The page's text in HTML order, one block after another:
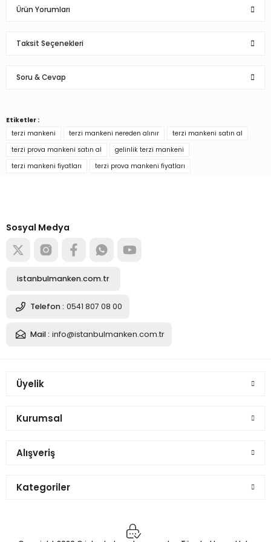
Ürün Yorumları
Taksit Seçenekleri
Soru & Cevap
Etiketler :
terzi mankeni
terzi mankeni nereden alınır
terzi mankeni satın al
terzi prova mankeni satın al
gelinlik terzi mankeni
terzi mankeni fiyatları
terzi prova mankeni fiyatları
Sosyal Medya
istanbulmanken.com.tr
Telefon : 0541 807 08 00
Mail : info@istanbulmanken.com.tr
Üyelik
Kurumsal
Alışveriş
Kategoriler